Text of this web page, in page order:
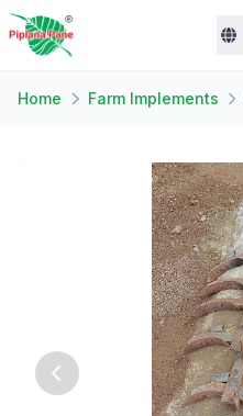
Home Farm Implements